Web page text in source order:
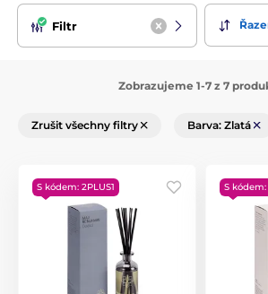
_x000D_
Filtr
Zobrazujeme 1-7 z 7
Zrušit všechny filtry Barva: Zlatá
S kódem: 2PLUS1 S kódem: